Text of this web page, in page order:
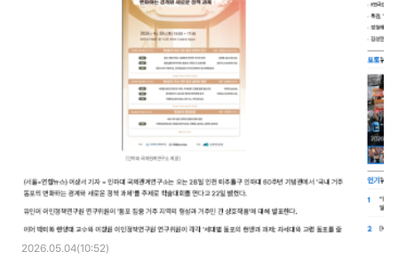
2026.05.04(10:52)